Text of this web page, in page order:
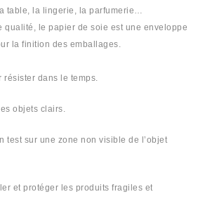
table, la lingerie, la parfumerie…
qualité, le papier de soie est une enveloppe
la finition des emballages.
résister dans le temps.
objets clairs.
test sur une zone non visible de l’objet
et protéger les produits fragiles et